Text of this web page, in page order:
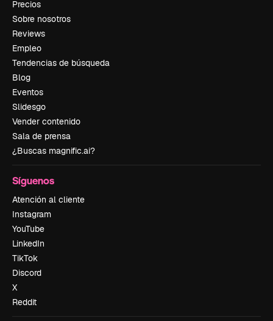
Precios
Sobre nosotros
Reviews
Empleo
Tendencias de búsqueda
Blog
Eventos
Slidesgo
Vender contenido
Sala de prensa
¿Buscas magnific.ai?
Síguenos
Atención al cliente
Instagram
YouTube
LinkedIn
TikTok
Discord
X
Reddit